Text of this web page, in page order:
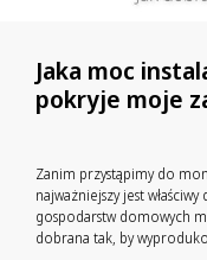
Jaka moc
pokryje moje
Zanim przystąpimy do
najważniejszy jest
gospodarstw domowych
dobrana tak, by